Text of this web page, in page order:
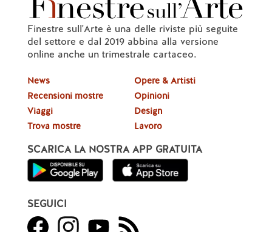
Finestre sull'Arte è una delle riviste più seguite
del settore e dal 2019 abbina alla versione
online anche un trimestrale cartaceo.
News
Recensioni mostre
Viaggi
Trova mostre
Opere & Artisti
Opinioni
Design
Lavoro
SCARICA LA NOSTRA APP GRATUITA
SEGUICI